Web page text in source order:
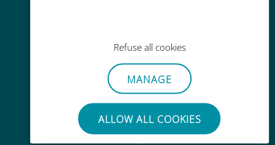
Refuse all cookies
MANAGE
ALLOW ALL COOKIES
Moeiteloos
Je hoeft je bestaande simkaart niet
te verwijderen